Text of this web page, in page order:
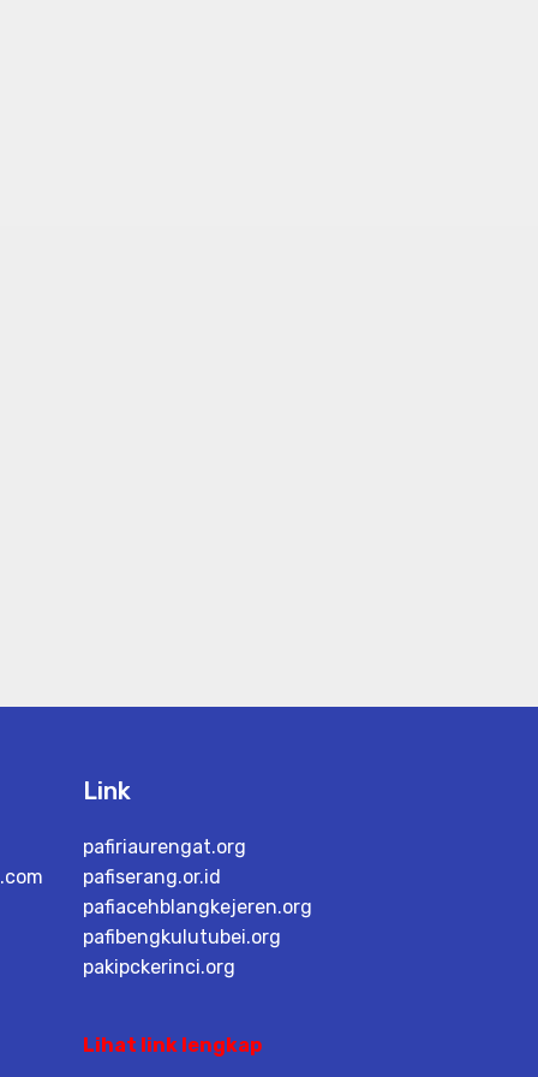
Link
pafiriaurengat.org
pafiserang.or.id
pafiacehblangkejeren.org
pafibengkulutubei.org
pakipckerinci.org
Lihat link lengkap